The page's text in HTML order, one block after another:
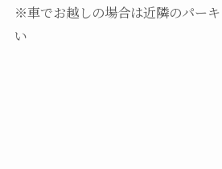
※車でお越しの場合は近隣のパー
い